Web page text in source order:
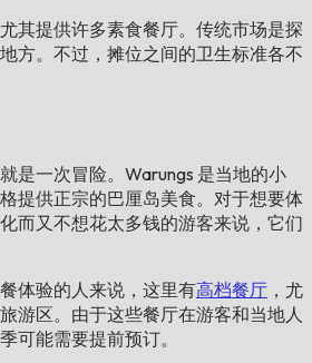
其提供许多素食餐厅。传统市场是探
方。不过，摊位之间的卫生标准各不
是一次冒险。Warungs 是当地的小
提供正宗的巴厘岛美食。对于想要体
而又不想花太多钱的游客来说，它们
体验的人来说，这里有高档餐​​厅 ，尤
游区。由于这些餐厅在游客和当地人
可能需要提前预订。